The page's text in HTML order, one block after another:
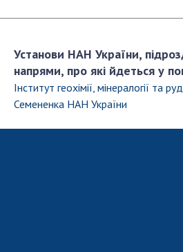
Установи НАН України,
напрями, про які йдеться у
Інститут геохімії, мінералогії та
Семененка НАН України